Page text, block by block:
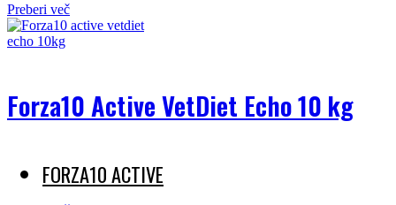
Preberi več
Forza10 Active VetDiet Echo 10 kg
FORZA10 ACTIVE